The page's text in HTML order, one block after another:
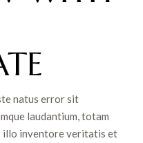
natus error sit
laudantium, totam
illo inventore veritatis et